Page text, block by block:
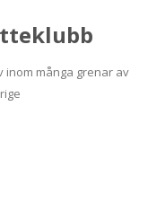
inom många grenar av